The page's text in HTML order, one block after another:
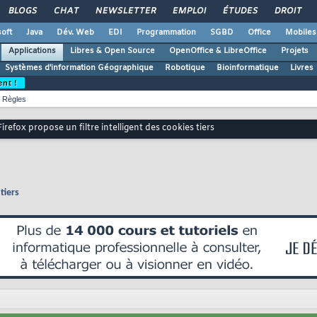
BLOGS CHAT NEWSLETTER EMPLOI ÉTUDES DROIT
Java Dév. Web EDI Programmation SGBD Office
Mobiles
Applications
Libres & Open Source OpenOffice & LibreOffice
Projets
Systèmes d'information Géographique
Robotique Bioinformatique Livres
!
Règles
propose un filtre intelligent des cookies tiers